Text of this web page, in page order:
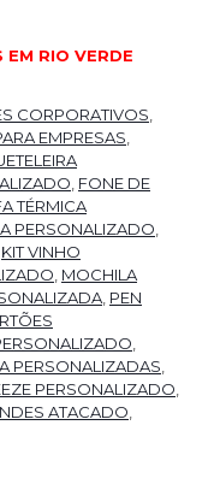
EM RIO VERDE
CORPORATIVOS
EMPRESAS
FONE DE
TÉRMICA
PERSONALIZADO
KIT VINHO
MOCHILA
PEN
PERSONALIZADAS
PERSONALIZADO
ATACADO